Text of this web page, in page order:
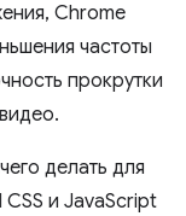
Chrome
частоты
прокрутки
делать для
и JavaScript